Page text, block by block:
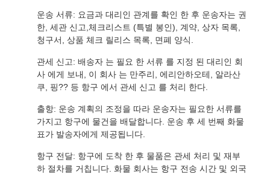
운송 서류: 요금과 대리인 관계를 확인 한 후 운송자는 권
한, 세관 신고,체크리스트 (특별 봉인), 계약, 상자 목록,
청구서, 상품 체크 릴리스 목록, 면폐 양식.
관세 신고: 배송자 는 필요 한 서류 를 지정 된 대리인 회
사 에게 보내, 이 회사 는 만주리, 에리안하오테, 알라산
쿠, 핑?? 등 항구 에서 관세 신고 를 처리 한다.
출항: 운송 계획의 조정을 따라 운송자는 필요한 서류를
가지고 항구에 물건을 배달합니다. 운송 후 세 번째 화물
표가 발송자에게 제공됩니다.
항구 전달: 항구에 도착 한 후 물품은 관세 처리 및 재부
하 절차를 거칩니다. 화물 회사는 항구 전송 시간 및 외국